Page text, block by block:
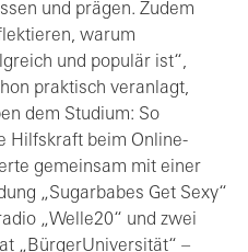
und prägen. Zudem
warum
und populär ist“,
praktisch veranlagt,
dem Studium: So
Hilfskraft beim Online-
gemeinsam mit einer
„Sugarbabes Get Sexy“
„Welle20“ und zwei
„BürgerUniversität“ –